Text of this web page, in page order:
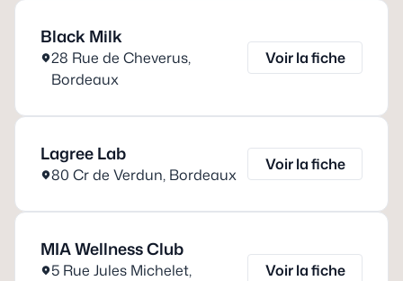
Black Milk
28 Rue de Cheverus,
Bordeaux
Voir la fiche
Lagree Lab
80 Cr de Verdun, Bordeaux
Voir la fiche
MIA Wellness Club
5 Rue Jules Michelet,
Voir la fiche